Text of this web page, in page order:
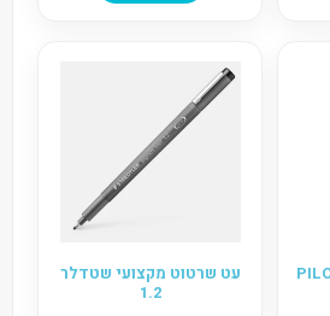
עט שרטוט מקצועי שטדלר
1.2